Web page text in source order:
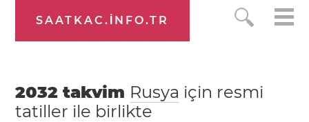
SAATKAC.INFO.TR
2032 takvim Rusya için resmi
tatiller ile birlikte